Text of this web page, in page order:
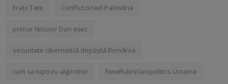
Frații Tate Conflict Israel Palestina
primar Nicușor Dan eșec
securitate cibernetică depășită România
cum sa lupti cu algoritmii NewRulesGeopolitics Ucraina